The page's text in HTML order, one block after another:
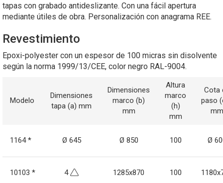
tapas con grabado antideslizante. Con una fácil apertura
mediante útiles de obra. Personalización con anagrama REE.
Revestimiento
Epoxi-polyester con un espesor de 100 micras sin disolvente
según la norma 1999/13/CEE, color negro RAL-9004.
Modelo
Dimensiones
tapa (a) mm
Dimensiones
marco (b)
mm
Altura
marco
(h)
mm
Cota
paso
mm
1164 * Ø 645 Ø 850 100 Ø
10103 * 4 1285x870 100